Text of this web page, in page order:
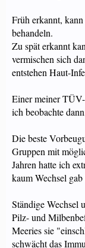
Früh erkannt,
behandeln.
Zu spät erkannt
vermischen sich
entstehen Haut-
Einer meiner
ich beobachte
Die beste
Gruppen mit
Jahren hatte ich
kaum Wechsel
Ständige Wechsel
Pilz- und
Meeries sie
schwächt das